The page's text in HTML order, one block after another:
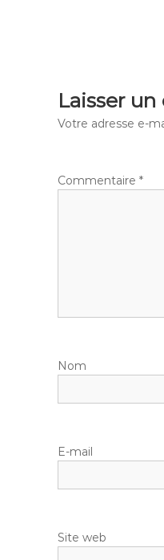
Laisser
Votre adresse e-
Commentaire *
Nom
E-mail
Site web